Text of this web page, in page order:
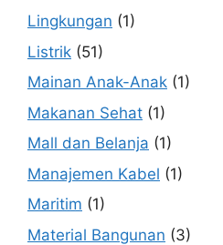
Lingkungan (1)
Listrik (51)
Mainan Anak-Anak (1)
Makanan Sehat (1)
Mall dan Belanja (1)
Manajemen Kabel (1)
Maritim (1)
Material Bangunan (3)